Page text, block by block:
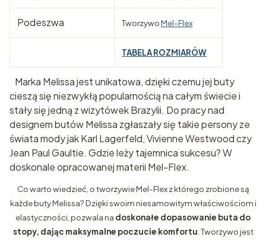
Podeszwa TworzywoMel-Flex
TABELA ROZMIARÓW
Marka Melissa jest unikatowa, dzięki czemu jej buty
cieszą się niezwykłą popularnością na całym świecie i
stały się jedną z wizytówek Brazylii. Do pracy nad
designem butów Melissa zgłaszały się takie persony ze
świata mody jak Karl Lagerfeld, Vivienne Westwood czy
Jean Paul Gaultie. Gdzie leży tajemnica sukcesu? W
doskonale opracowanej materii Mel-Flex.
Co warto wiedzieć, o tworzywie Mel-Flex z którego zrobione są
każde buty Melissa? Dzięki swoim niesamowitym właściwościom i
elastyczności, pozwala na doskonałe dopasowanie buta do
stopy, dając maksymalne poczucie komfortu . Tworzywo jest